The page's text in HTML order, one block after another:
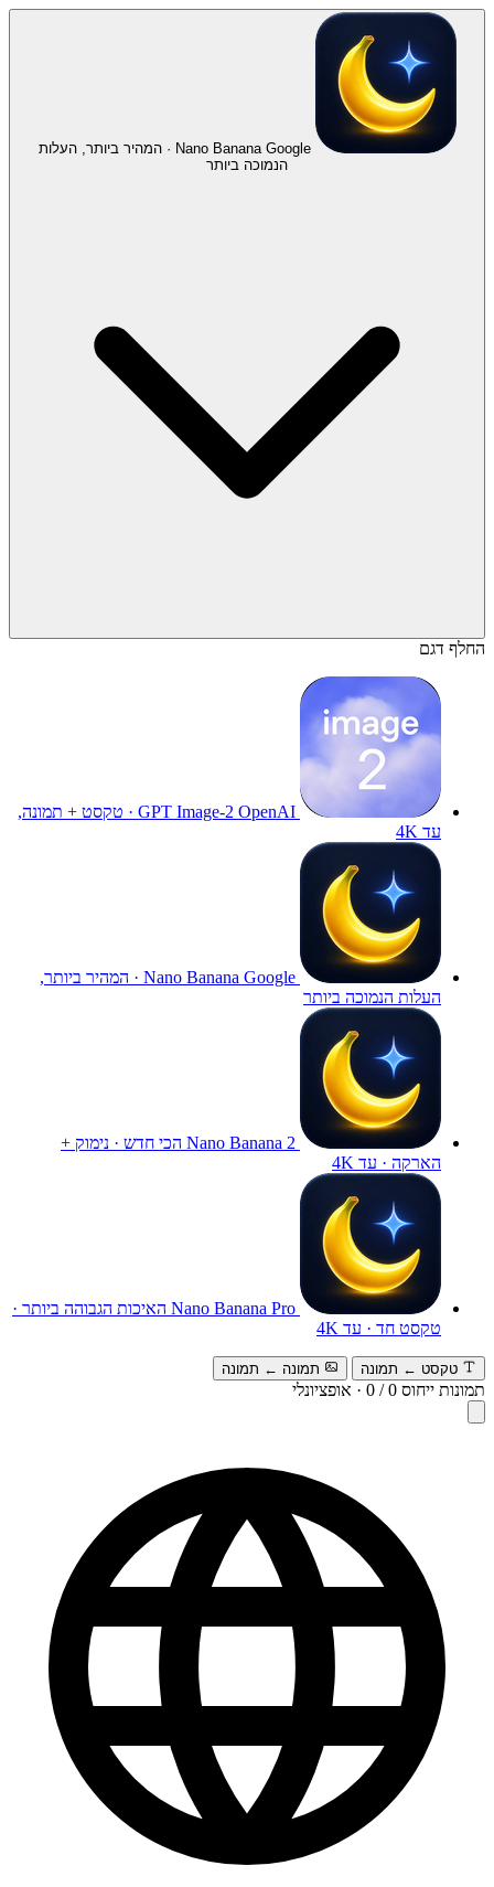
Nano Banana Google · המהיר ביותר, העלות
הנמוכה ביותר
החלף דגם
GPT Image-2 OpenAI · טקסט + תמונה,
עד 4K
Nano Banana Google · המהיר ביותר,
העלות הנמוכה ביותר
Nano Banana 2 הכי חדש · נימוק +
הארקה · עד 4K
Nano Banana Pro האיכות הגבוהה ביותר ·
טקסט חד · עד 4K
טקסט ← תמונה תמונה ← תמונה
תמונות ייחוס 0
/
0
· אופציונלי